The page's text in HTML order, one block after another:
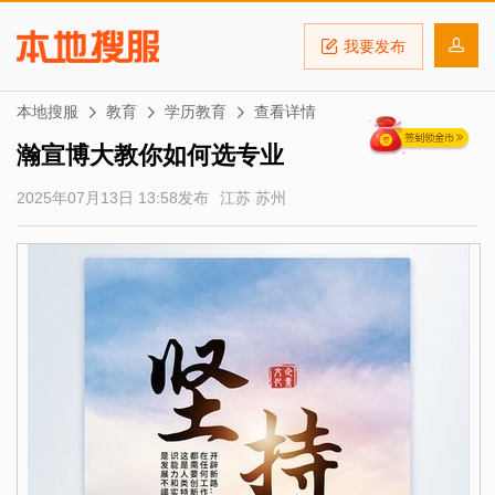
我要发布
本地搜服 教育 学历教育 查看详情
瀚宣博大教你如何选专业
2025年07月13日 13:58发布 江苏 苏州